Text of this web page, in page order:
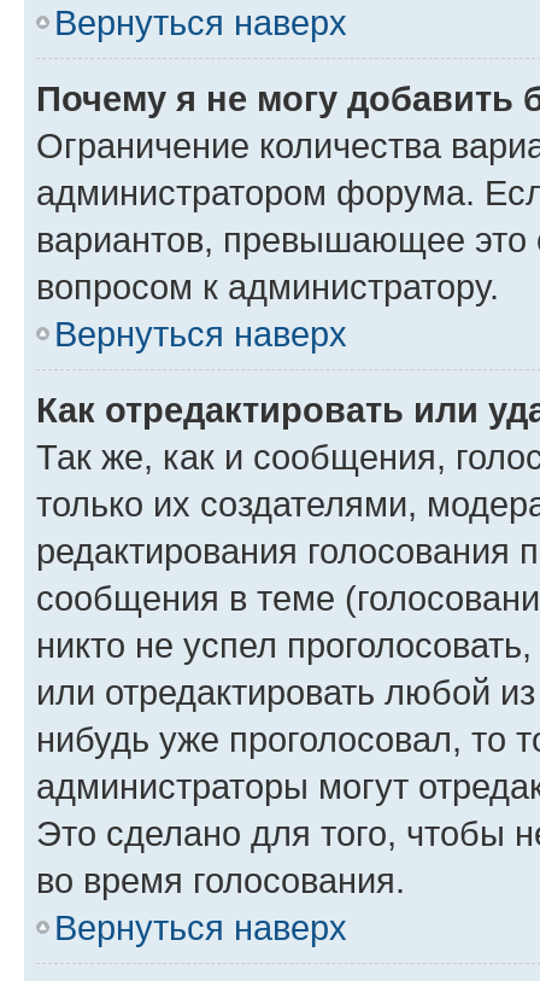
Вернуться наверх
Почему я не могу добавить
Ограничение количества
администратором форума.
вариантов, превышающее это
вопросом к администратору.
Вернуться наверх
Как отредактировать или
Так же, как и сообщения,
только их создателями,
редактирования голосования
сообщения в теме
никто не успел
или отредактировать любой
нибудь уже проголосовал, то
администраторы могут
Это сделано для того, чтобы
во время голосования.
Вернуться наверх